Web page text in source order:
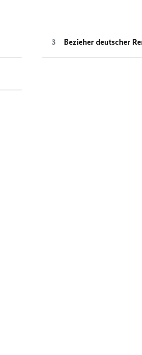
Bezieher deutscher